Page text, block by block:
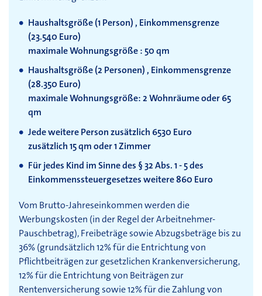
Haushaltsgröße (1 Person) , Einkommensgrenze
(23.540 Euro)
maximale Wohnungsgröße : 50 qm
Haushaltsgröße (2 Personen) , Einkommensgrenze
(28.350 Euro)
maximale Wohnungsgröße: 2 Wohnräume oder 65
qm
Jede weitere Person zusätzlich 6530 Euro
zusätzlich 15 qm oder 1 Zimmer
Für jedes Kind im Sinne des § 32 Abs. 1 - 5 des
Einkommenssteuergesetzes weitere 860 Euro
Vom Brutto-Jahreseinkommen werden die
Werbungskosten (in der Regel der Arbeitnehmer-
Pauschbetrag), Freibeträge sowie Abzugsbeträge bis zu
36% (grundsätzlich 12% für die Entrichtung von
Pflichtbeiträgen zur gesetzlichen Krankenversicherung,
12% für die Entrichtung von Beiträgen zur
Rentenversicherung sowie 12% für die Zahlung von